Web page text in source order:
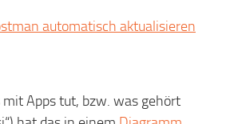
automatisch aktualisieren
Apps tut, bzw. was gehört